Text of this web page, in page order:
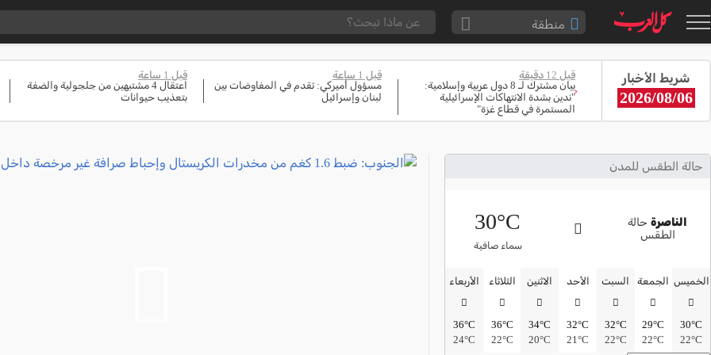
منطقة
القدس والقضاء
المثلث الشمالي
شفاعمرو والقضاء
الضفة الغربية
قطاع غزة
النقب
قرى المرج
شريط الأخبار
2026/08/06
قبل 12 دقيقة
بيان مشترك لـ 8 دول عربية وإسلامية:
"ندين بشدة الانتهاكات الإسرائيلية
المستمرة في قطاع غزة"
قبل 1 ساعة
مسؤول أميركي: تقدم في المفاوضات بين
لبنان وإسرائيل
قبل 1 ساعة
اعتقال 4 مشتبهين من جلجولية والضفة
بتعذيب حيوانات
‹
حالة الطقس للمدن
الناصرةحالة
الطقس
30°C
سماء صافية
الخميس
30°C
22°C
الجمعة
29°C
22°C
السبت
32°C
22°C
الأحد
32°C
21°C
الاثنين
34°C
20°C
الثلاثاء
36°C
22°C
الأربعاء
36°C
24°C